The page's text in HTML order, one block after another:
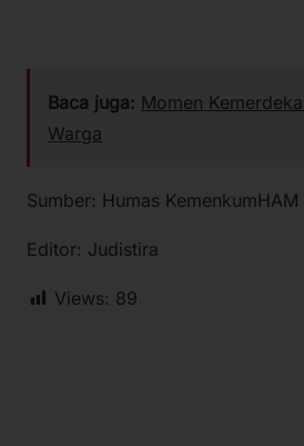
Baca juga: Momen
Warga
Sumber: Humas KemenkumHAM
Editor: Judistira
Views: 89